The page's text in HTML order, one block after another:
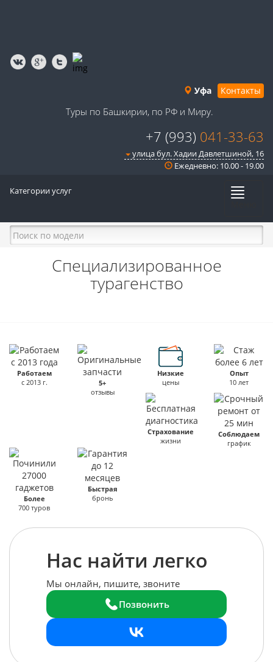
Уфа Контакты
Туры по Башкирии, по РФ и Миру.
+7 (993) 041-33-63
улица бул. Хадии Давлетшиной, 16
Ежедневно: 10.00 - 19.00
Категории услуг
Специализированное
турагенство
Работаем
с 2013 г.
5+
отзывы
Низкие
цены
Опыт
10 лет
Страхование
жизни
Соблюдаем
график
Более
700 туров
Быстрая
бронь
Нас найти легко
Мы онлайн, пишите, звоните
Позвонить